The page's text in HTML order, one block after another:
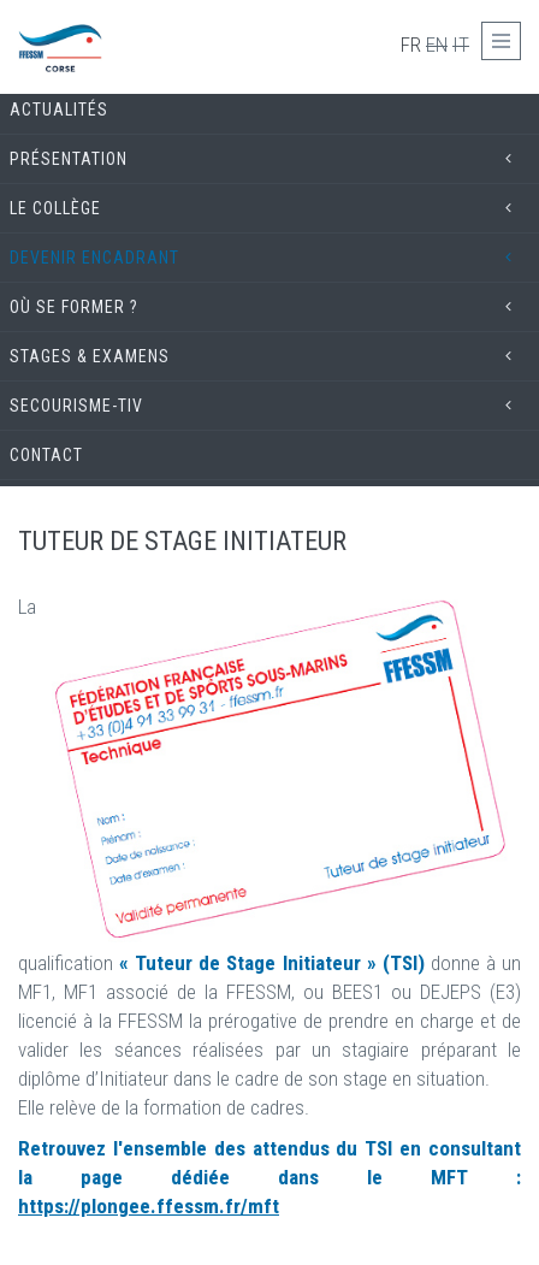
FR EN IT
COMMISSION TECHNIQUE
ACTUALITÉS
PRÉSENTATION
LE COLLÈGE
DEVENIR ENCADRANT
OÙ SE FORMER ?
STAGES & EXAMENS
SECOURISME-TIV
CONTACT
TUTEUR DE STAGE INITIATEUR
La
qualification« Tuteur de Stage Initiateur » (TSI)donne à un
MF1, MF1 associé de la FFESSM, ou BEES1 ou DEJEPS (E3)
licencié à la FFESSM la prérogative de prendre en charge et de
valider les séances réalisées par un stagiaire préparant le
diplôme d’Initiateur dans le cadre de son stage en situation.
Elle relève de la formation de cadres.
Retrouvez l'ensemble des attendus du TSI en consultant
la page dédiée dans le MFT :
https://plongee.ffessm.fr/mft